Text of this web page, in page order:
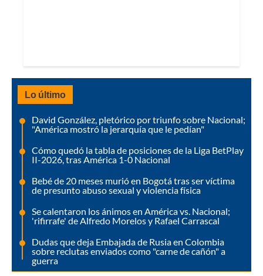
Lo último
David González, pletórico por triunfo sobre Nacional;
"América mostró la jerarquía que le pedían"
Cómo quedó la tabla de posiciones de la Liga BetPlay
II-2026, tras América 1-0 Nacional
Bebé de 20 meses murió en Bogotá tras ser víctima
de presunto abuso sexual y violencia física
Se calentaron los ánimos en América vs. Nacional;
'rifirrafe' de Alfredo Morelos y Rafael Carrascal
Dudas que deja Embajada de Rusia en Colombia
sobre reclutas enviados como "carne de cañón" a
guerra